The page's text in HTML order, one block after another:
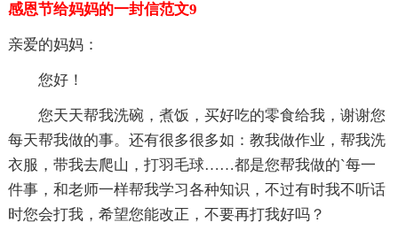
感恩节给妈妈的一封信范文9
亲爱的妈妈：
您好！
您天天帮我洗碗，煮饭，买好吃的零食给我，谢谢您
每天帮我做的事。还有很多很多如：教我做作业，帮我洗
衣服，带我去爬山，打羽毛球……都是您帮我做的`每一
件事，和老师一样帮我学习各种知识，不过有时我不听话
时您会打我，希望您能改正，不要再打我好吗？